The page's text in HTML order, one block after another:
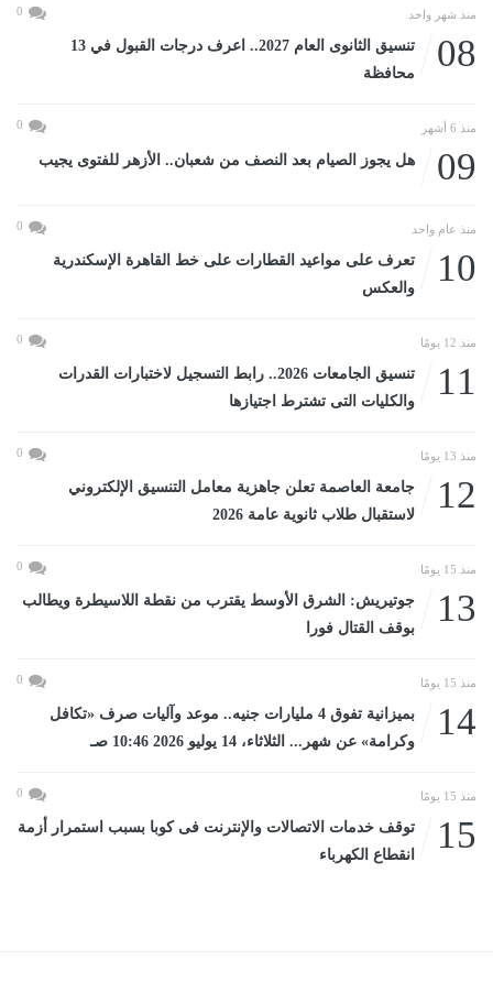
منذ شهر واحد 0
08
تنسيق الثانوى العام 2027.. اعرف درجات القبول في 13
محافظة
منذ 6 أشهر 0
09 هل يجوز الصيام بعد النصف من شعبان.. الأزهر للفتوى يجيب
منذ عام واحد 0
10
تعرف على مواعيد القطارات على خط القاهرة الإسكندرية
والعكس
منذ 12 يومًا 0
11
تنسيق الجامعات 2026.. رابط التسجيل لاختبارات القدرات
والكليات التى تشترط اجتيازها
منذ 13 يومًا 0
12
جامعة العاصمة تعلن جاهزية معامل التنسيق الإلكتروني
لاستقبال طلاب ثانوية عامة 2026
منذ 15 يومًا 0
13
جوتيريش: الشرق الأوسط يقترب من نقطة اللاسيطرة ويطالب
بوقف القتال فورا
منذ 15 يومًا 0
14
بميزانية تفوق 4 مليارات جنيه.. موعد وآليات صرف «تكافل
وكرامة» عن شهر... الثلاثاء، 14 يوليو 2026 10:46 صـ
منذ 15 يومًا 0
15
توقف خدمات الاتصالات والإنترنت فى كوبا بسبب استمرار أزمة
انقطاع الكهرباء